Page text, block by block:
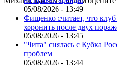
05/08/2026 - 13:49
Фищенко считает, что
хоронить после двух
05/08/2026 - 13:45
"Чита" снялась с Кубка
проблем
05/08/2026 - 13:44